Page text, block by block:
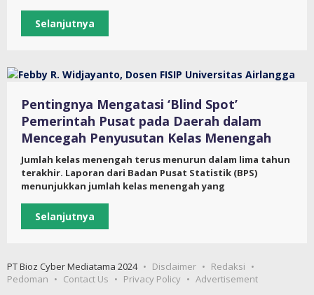
Selanjutnya
Pentingnya Mengatasi ‘Blind Spot’
Pemerintah Pusat pada Daerah dalam
Mencegah Penyusutan Kelas Menengah
Jumlah kelas menengah terus menurun dalam lima tahun
terakhir. Laporan dari Badan Pusat Statistik (BPS)
menunjukkan jumlah kelas menengah yang
Selanjutnya
PT Bioz Cyber Mediatama 2024 Disclaimer
Redaksi
Pedoman
Contact Us Privacy Policy Advertisement